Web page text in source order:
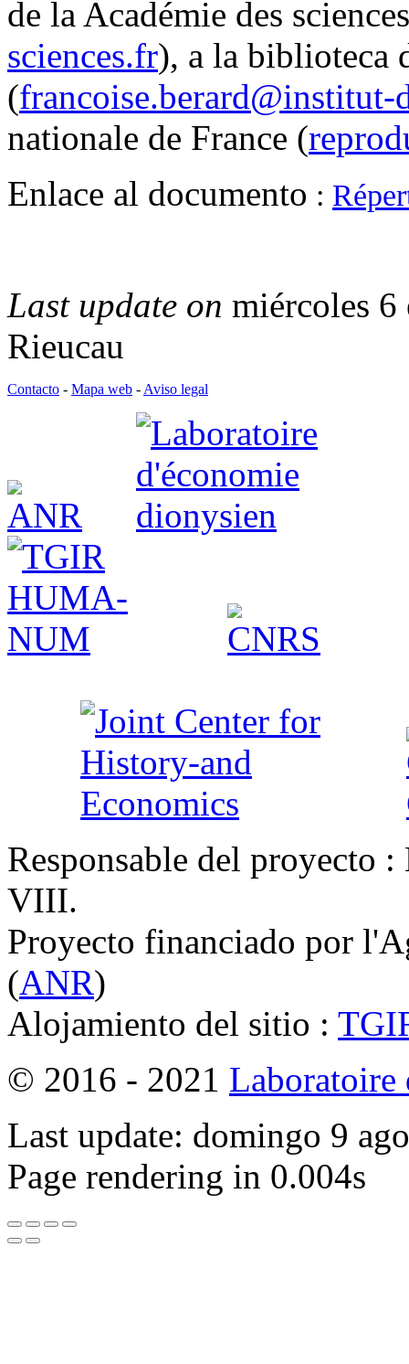
de la Académie des
sciences.fr), a la biblioteca
(francoise.berard@institut-
nationale de France (
Enlace al documento :
Last update on miércoles
Rieucau
Contacto - Mapa web - Aviso legal
Responsable del proyecto
VIII.
Proyecto financiado por
(ANR)
Alojamiento del sitio :
© 2016 - 2021 Laboratoire
Last update: domingo 9
Page rendering in 0.004s